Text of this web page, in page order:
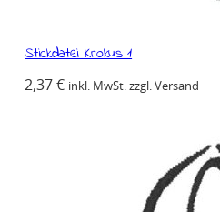
Stickdatei Krokus 1
2,37€ inkl. MwSt. zzgl. Versand